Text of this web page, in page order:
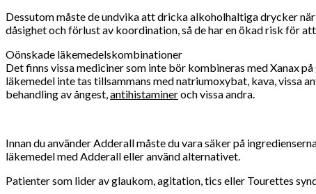
Dessutom måste de undvika att dricka alkoholhaltiga drycker
dåsighet och förlust av koordination, så de har en ökad risk för
Oönskade läkemedelskombinationer
Det finns vissa mediciner som inte bör kombineras med Xanax
läkemedel inte tas tillsammans med natriumoxybat, kava, vissa
behandling av ångest,antihistamineroch vissa andra.
Innan du använder Adderall måste du vara säker på
läkemedel med Adderall eller använd alternativet.
Patienter som lider av glaukom, agitation, tics eller Tourettes